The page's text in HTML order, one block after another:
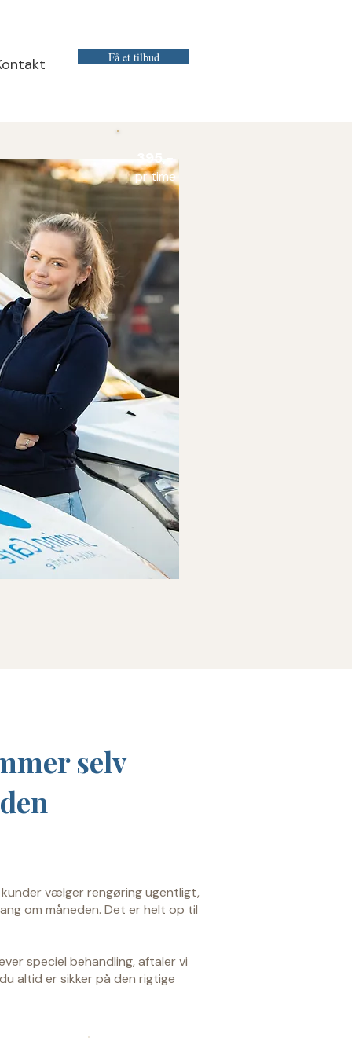
Få et tilbud
395,-
pr time
selv
vælger rengøring ugentligt,
om måneden. Det er helt op til
speciel behandling, aftaler vi
altid er sikker på den rigtige